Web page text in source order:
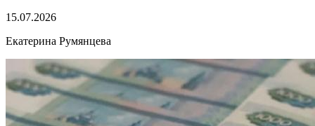
15.07.2026
Екатерина Румянцева